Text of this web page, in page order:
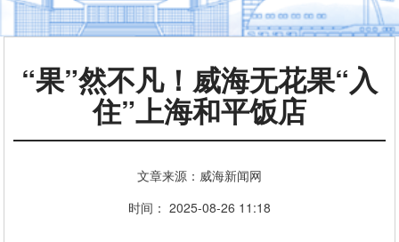
“果”然不凡！威海无花果“入
住”上海和平饭店
文章来源：威海新闻网
时间： 2025-08-26 11:18